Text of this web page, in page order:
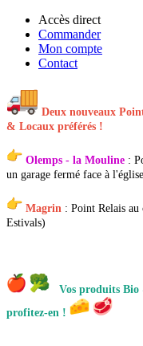
Accès direct
Commander
Mon compte
Contact
Deux nouveaux
& Locaux préférés !
Olemps - la Mouline :
un garage fermé face à
Magrin : Point Relais au
Estivals)
Vos produits Bio
profitez-en !